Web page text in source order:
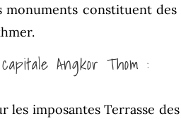
monuments constituent
Angkor Thom :
les imposantes Terrasse